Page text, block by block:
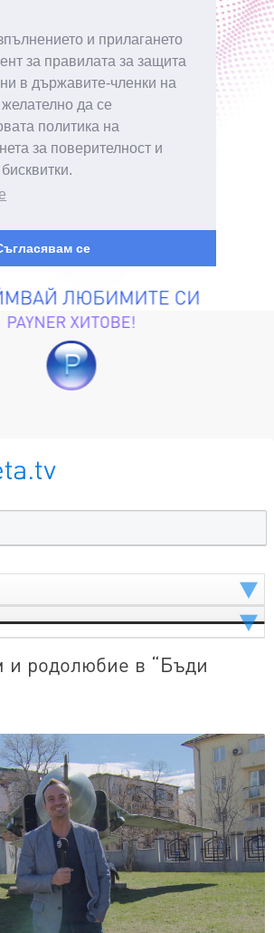
и прилагането
за правилата за защита
в държавите-членки на
да се
политика на
за поверителност и
се
и родолюбие в “Бъди